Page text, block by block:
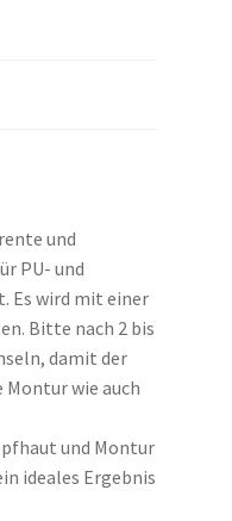
und
PU- und
Es wird mit einer
Bitte nach 2 bis
damit der
wie auch
und Montur
ideales Ergebnis